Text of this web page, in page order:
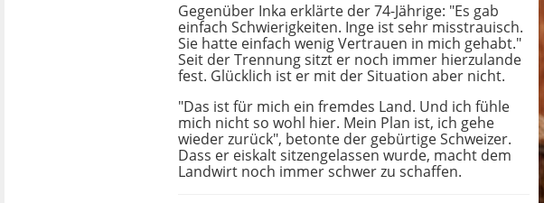
Gegenüber Inka erklärte der 74-Jährige: "Es gab
einfach Schwierigkeiten. Inge ist sehr misstrauisch.
Sie hatte einfach wenig Vertrauen in mich gehabt."
Seit der Trennung sitzt er noch immer hierzulande
fest. Glücklich ist er mit der Situation aber nicht.
"Das ist für mich ein fremdes Land. Und ich fühle
mich nicht so wohl hier. Mein Plan ist, ich gehe
wieder zurück", betonte der gebürtige Schweizer.
Dass er eiskalt sitzengelassen wurde, macht dem
Landwirt noch immer schwer zu schaffen.